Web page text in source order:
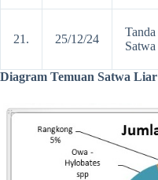
21. 25/12/24
Tanda
Satwa
Diagram Temuan Satwa Liar